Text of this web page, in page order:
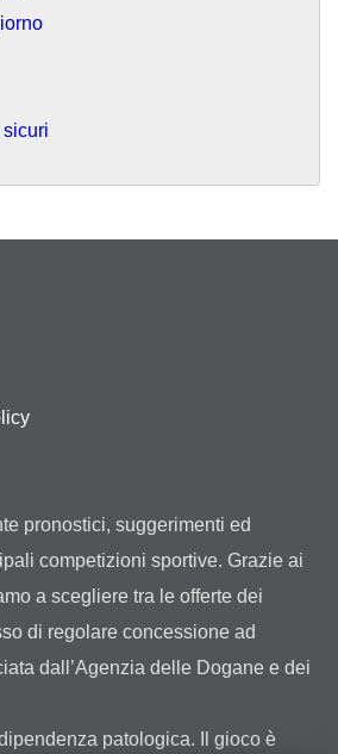
pronostici, suggerimenti ed
competizioni sportive. Grazie ai
a scegliere tra le offerte dei
di regolare concessione ad
dall’Agenzia delle Dogane e dei
patologica. Il gioco è